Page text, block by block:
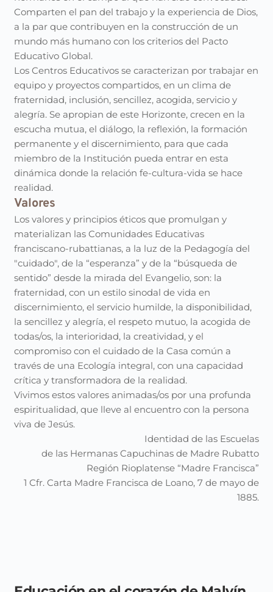
Comparten el pan del trabajo y la experiencia de Dios,
a la par que contribuyen en la construcción de un
mundo más humano con los criterios del Pacto
Educativo Global.
Los Centros Educativos se caracterizan por trabajar en
equipo y proyectos compartidos, en un clima de
fraternidad, inclusión, sencillez, acogida, servicio y
alegría. Se apropian de este Horizonte, crecen en la
escucha mutua, el diálogo, la reflexión, la formación
permanente y el discernimiento, para que cada
miembro de la Institución pueda entrar en esta
dinámica donde la relación fe-cultura-vida se hace
realidad.
Valores
Los valores y principios éticos que promulgan y
materializan las Comunidades Educativas
franciscano-rubattianas, a la luz de la Pedagogía del
"cuidado", de la “esperanza” y de la “búsqueda de
sentido” desde la mirada del Evangelio, son: la
fraternidad, con un estilo sinodal de vida en
discernimiento, el servicio humilde, la disponibilidad,
la sencillez y alegría, el respeto mutuo, la acogida de
todas/os, la interioridad, la creatividad, y el
compromiso con el cuidado de la Casa común a
través de una Ecología integral, con una capacidad
crítica y transformadora de la realidad.
Vivimos estos valores animadas/os por una profunda
espiritualidad, que lleve al encuentro con la persona
viva de Jesús.
Identidad de las Escuelas
de las Hermanas Capuchinas de Madre Rubatto
Región Rioplatense “Madre Francisca”
1 Cfr. Carta Madre Francisca de Loano, 7 de mayo de
1885.